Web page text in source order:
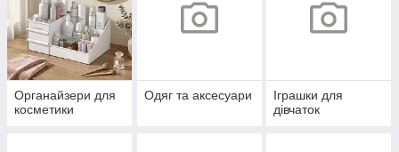
Органайзери для
косметики
Одяг та аксесуари
Іграшки для
дівчаток